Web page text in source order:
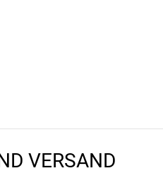
vor Rotationskräften
VERSAND